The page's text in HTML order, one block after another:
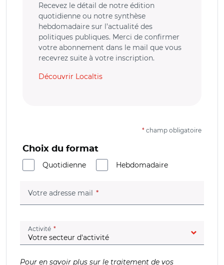
Recevez le détail de notre édition
quotidienne ou notre synthèse
hebdomadaire sur l’actualité des
politiques publiques. Merci de confirmer
votre abonnement dans le mail que vous
recevrez suite à votre inscription.
Découvrir Localtis
* champ obligatoire
Choix du format
Quotidienne
Hebdomadaire
Votre adresse mail (champ obligatoire)
Activité (champ obligatoire)
Pour en savoir plus sur le traitement de vos